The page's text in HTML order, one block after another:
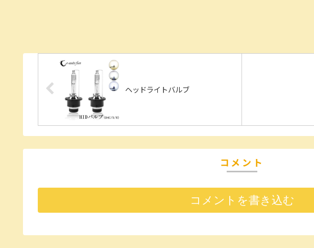
ヘッドライトバルブ
コメント
コメントを書き込む